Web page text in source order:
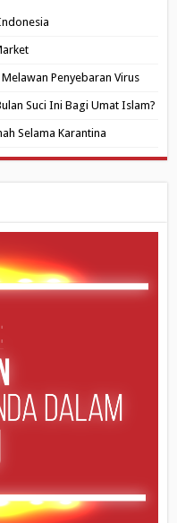
Penyebaran Virus
Suci Ini Bagi Umat Islam?
Selama Karantina